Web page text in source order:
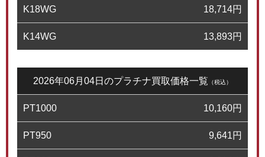
K18WG 18,714円
K14WG 13,893円
2026年06月04日のプラチナ買取価格一覧 （税込）
PT1000 10,160円
PT950 9,641円